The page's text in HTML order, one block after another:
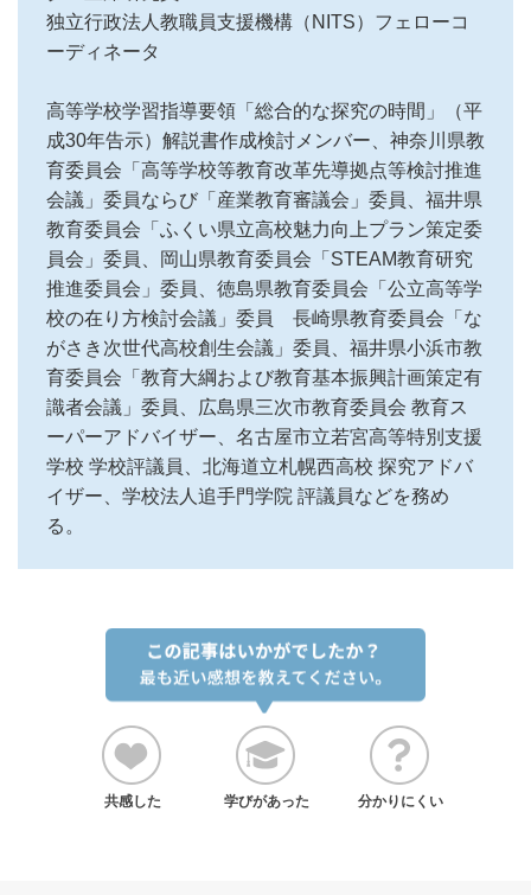
独立行政法人教職員支援機構（NITS）フェローコ
ーディネータ
高等学校学習指導要領「総合的な探究の時間」（平
成30年告示）解説書作成検討メンバー、神奈川県教
育委員会「高等学校等教育改革先導拠点等検討推進
会議」委員ならび「産業教育審議会」委員、福井県
教育委員会「ふくい県立高校魅力向上プラン策定委
員会」委員、岡山県教育委員会「STEAM教育研究
推進委員会」委員、徳島県教育委員会「公立高等学
校の在り方検討会議」委員 長崎県教育委員会「な
がさき次世代高校創生会議」委員、福井県小浜市教
育委員会「教育大綱および教育基本振興計画策定有
識者会議」委員、広島県三次市教育委員会 教育ス
ーパーアドバイザー、名古屋市立若宮高等特別支援
学校 学校評議員、北海道立札幌西高校 探究アドバ
イザー、学校法人追手門学院 評議員などを務め
る。
共感した 学びがあった 分かりにくい